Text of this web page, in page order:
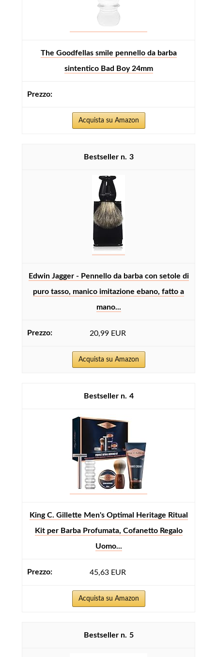
The Goodfellas smile pennello da barba
sintentico Bad Boy 24mm
Acquista su Amazon
3
Edwin Jagger - Pennello da barba con setole di
puro tasso, manico imitazione ebano, fatto a
mano...
20,99 EUR
Acquista su Amazon
4
King C. Gillette Men's Optimal Heritage Ritual
Kit per Barba Profumata, Cofanetto Regalo
Uomo...
45,63 EUR
Acquista su Amazon
5